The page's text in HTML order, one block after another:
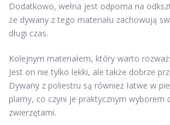
Dodatkowo, wełna jest odporna na
że dywany z tego materiału zachowują
długi czas.
Kolejnym materiałem, który warto
Jest on nie tylko lekki, ale także dobrze
Dywany z poliestru są również łatwe w
plamy, co czyni je praktycznym wyborem
zwierzętami.